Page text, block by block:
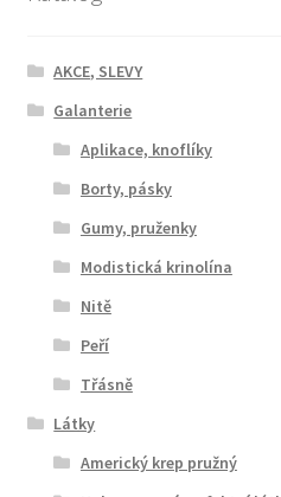
AKCE, SLEVY
Galanterie
Aplikace, knoflíky
Borty, pásky
Gumy, pruženky
Modistická krinolína
Nitě
Peří
Třásně
Látky
Americký krep pružný